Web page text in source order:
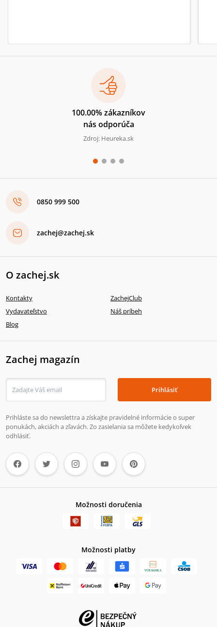
100.00% zákazníkov
nás odporúča
Zdroj: Heureka.sk
0850 999 500
zachej@zachej.sk
O zachej.sk
Kontakty
ZachejClub
Vydavateľstvo
Náš príbeh
Blog
Zachej magazín
Prihlásiť
Prihláste sa do newslettra a získajte pravidelné informácie o super
ponukách, akciách a zľavách. Zo zasielania sa môžete kedykoľvek
odhlásiť.
Možnosti doručenia
Možnosti platby